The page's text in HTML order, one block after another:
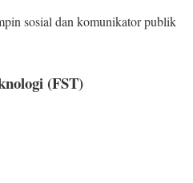
sosial dan komunikator publik
(FST)